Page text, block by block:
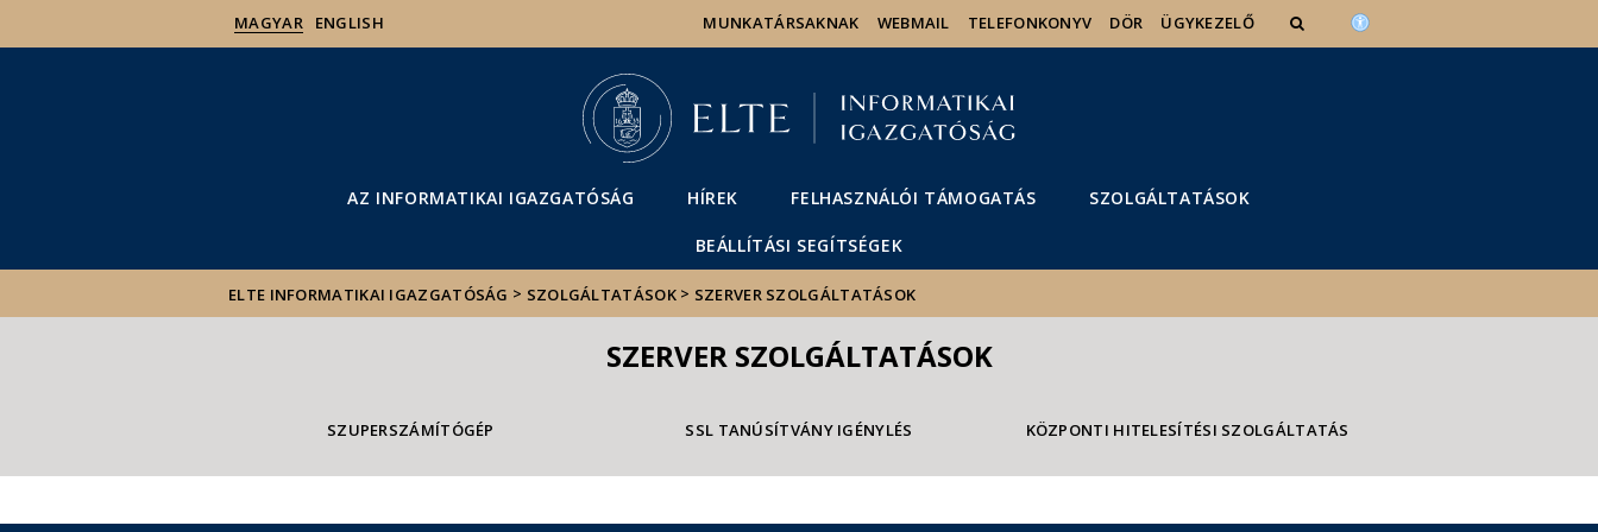
Hírek
Események
ELTE a
MAGYAR ENGLISH MUNKATÁRSAKNAK WEBMAIL TELEFONKONYV DÖR ÜGYKEZELŐ
AZ INFORMATIKAI IGAZGATÓSÁG HÍREK FELHASZNÁLÓI TÁMOGATÁS SZOLGÁLTATÁSOK
BEÁLLÍTÁSI SEGÍTSÉGEK
ELTE INFORMATIKAI IGAZGATÓSÁG > SZOLGÁLTATÁSOK > SZERVER SZOLGÁLTATÁSOK
SZERVER SZOLGÁLTATÁSOK
SZUPERSZÁMÍTÓGÉP SSL TANÚSÍTVÁNY IGÉNYLÉS KÖZPONTI HITELESÍTÉSI SZOLGÁLTATÁS